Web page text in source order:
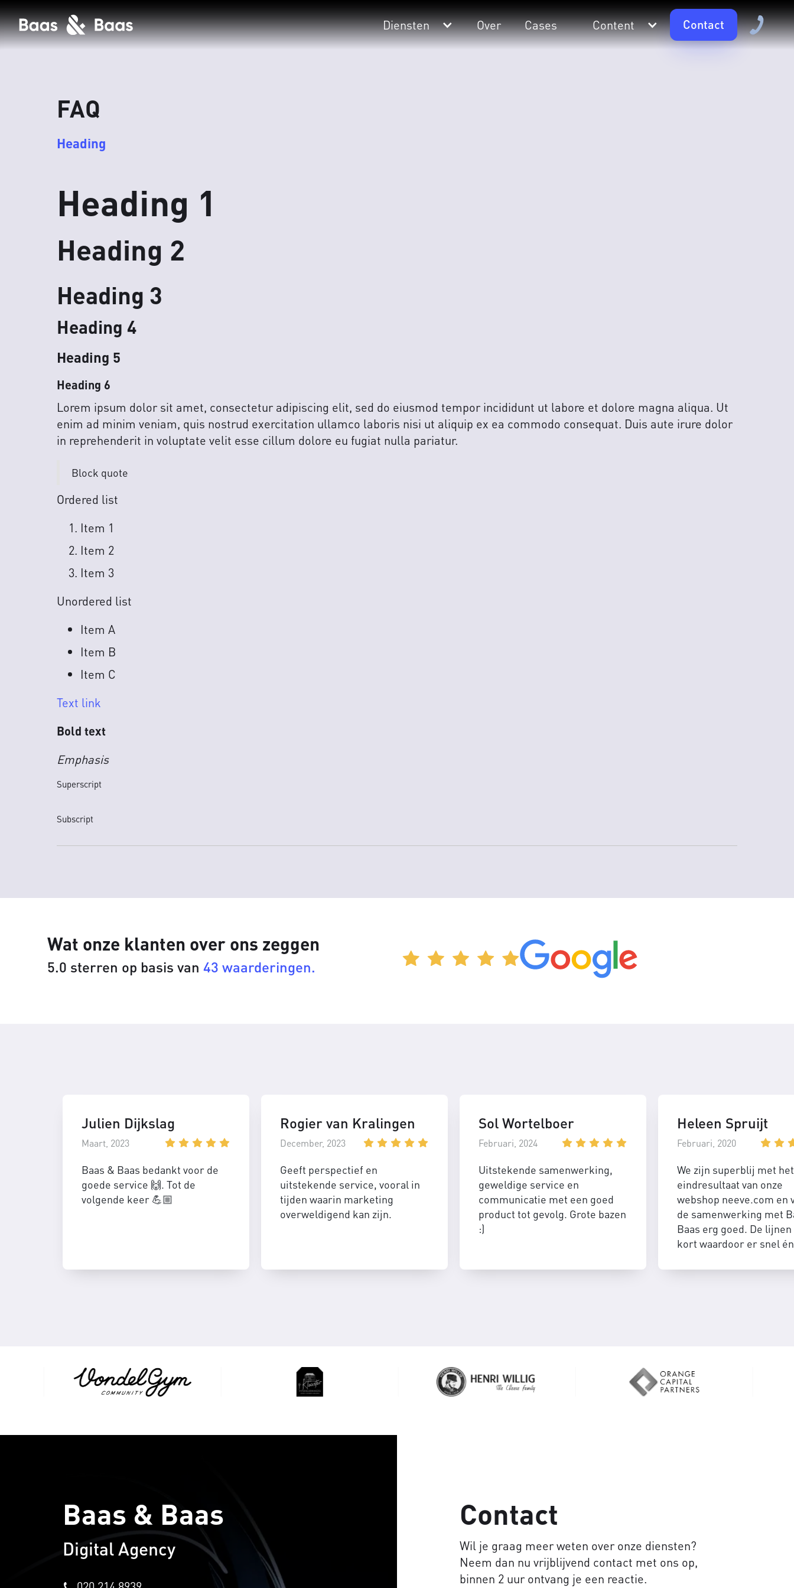
Diensten Over Cases Content Contact
FAQ
Heading
Heading 1
Heading 2
Heading 3
Heading 4
Heading 5
Heading 6
Lorem ipsum dolor sit amet, consectetur adipiscing elit, sed do eiusmod tempor incididunt ut labore et dolore magna aliqua. Ut
enim ad minim veniam, quis nostrud exercitation ullamco laboris nisi ut aliquip ex ea commodo consequat. Duis aute irure dolor
in reprehenderit in voluptate velit esse cillum dolore eu fugiat nulla pariatur.
Block quote
Ordered list
Item 1
Item 2
Item 3
Unordered list
Item A
Item B
Item C
Text link
Bold text
Emphasis
Superscript
Subscript
Wat onze klanten over ons zeggen
5.0 sterren op basis van 43 waarderingen.
Julien Dijkslag
Maart, 2023
Baas & Baas bedankt voor de
goede service 🙌. Tot de
volgende keer 💪🏼
Rogier van Kralingen
December, 2023
Geeft perspectief en
uitstekende service, vooral in
tijden waarin marketing
overweldigend kan zijn.
Sol Wortelboer
Februari, 2024
Uitstekende samenwerking,
geweldige service en
communicatie met een goed
product tot gevolg. Grote bazen
:)
Heleen Spruijt
Februari, 2020
We zijn superblij met het
eindresultaat van onze
webshop neeve.com en
de samenwerking met
Baas erg goed. De
kort waardoor er snel én
worden.
Baas & Baas
Digital Agency
Contact
Wil je graag meer weten over onze diensten?
Neem dan nu vrijblijvend contact met ons op,
binnen 2 uur ontvang je een reactie.